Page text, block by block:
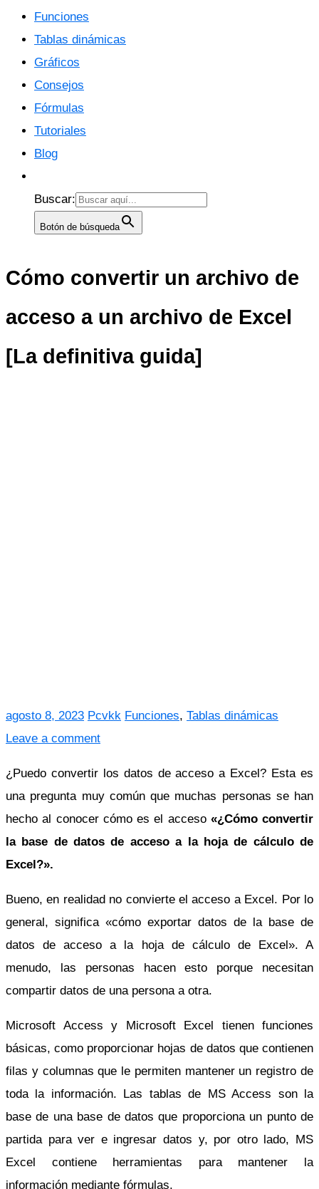
Funciones
Tablas dinámicas
Gráficos
Consejos
Fórmulas
Tutoriales
Blog
Buscar:
Botón de búsqueda
Cómo convertir un archivo de
acceso a un archivo de Excel
[La definitiva guida]
agosto 8, 2023 Pcvkk Funciones, Tablas dinámicas
Leave a comment
¿Puedo convertir los datos de acceso a Excel? Esta es
una pregunta muy común que muchas personas se han
hecho al conocer cómo es el acceso «¿Cómo convertir
la base de datos de acceso a la hoja de cálculo de
Excel?».
Bueno, en realidad no convierte el acceso a Excel. Por lo
general, significa «cómo exportar datos de la base de
datos de acceso a la hoja de cálculo de Excel». A
menudo, las personas hacen esto porque necesitan
compartir datos de una persona a otra.
Microsoft Access y Microsoft Excel tienen funciones
básicas, como proporcionar hojas de datos que contienen
filas y columnas que le permiten mantener un registro de
toda la información. Las tablas de MS Access son la
base de una base de datos que proporciona un punto de
partida para ver e ingresar datos y, por otro lado, MS
Excel contiene herramientas para mantener la
información mediante fórmulas.